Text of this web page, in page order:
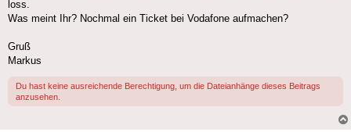
loss.
Was meint Ihr? Nochmal ein Ticket bei Vodafone aufmachen?
Gruß
Markus
Du hast keine ausreichende Berechtigung, um die Dateianhänge dieses Beitrags
anzusehen.